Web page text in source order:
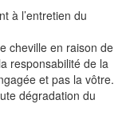
à l’entretien du
cheville en raison de
responsabilité de la
et pas la vôtre.
dégradation du